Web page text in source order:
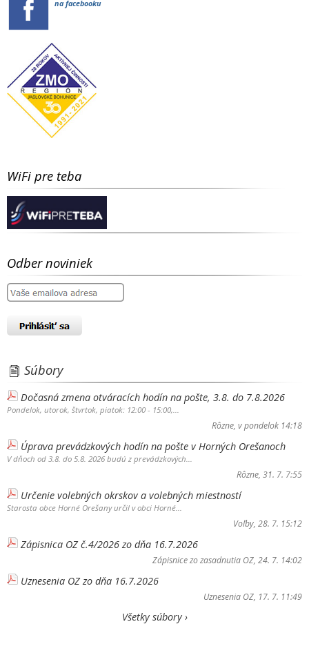
na facebooku
WiFi pre teba
Odber noviniek
Súbory
Dočasná zmena otváracích hodín na pošte, 3.8. do 7.8.2026
Pondelok, utorok, štvrtok, piatok: 12:00 - 15:00,...
Rôzne, v pondelok 14:18
Úprava prevádzkových hodín na pošte v Horných Orešanoch
V dňoch od 3.8. do 5.8. 2026 budú z prevádzkových...
Rôzne, 31. 7. 7:55
Určenie volebných okrskov a volebných miestností
Starosta obce Horné Orešany určil v obci Horné...
Voľby, 28. 7. 15:12
Zápisnica OZ č.4/2026 zo dňa 16.7.2026
Zápisnice zo zasadnutia OZ, 24. 7. 14:02
Uznesenia OZ zo dňa 16.7.2026
Uznesenia OZ, 17. 7. 11:49
Všetky súbory ›